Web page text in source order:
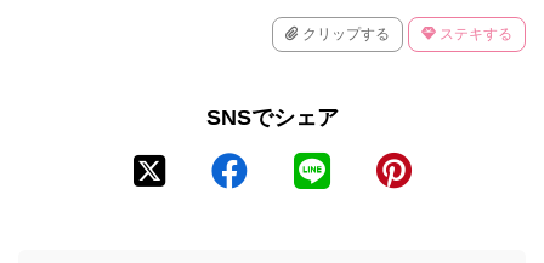
クリップする ステキする
SNSでシェア